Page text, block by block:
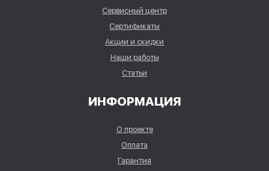
Сервисный центр
Сертификаты
Акции и скидки
Наши работы
Статьи
ИНФОРМАЦИЯ
О проекте
Оплата
Гарантия